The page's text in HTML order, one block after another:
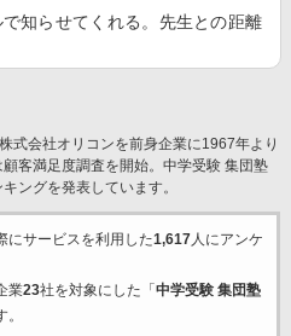
知らせてくれる。先生との距離
式会社オリコンを前身企業に1967年より
客満足度調査を開始。中学受験 集団塾
ングを発表しています。
にサービスを利用した1,617人にアンケ
業23社を対象にした「 中学受験 集団塾